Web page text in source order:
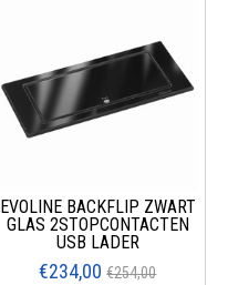
EVOLINE BACKFLIP ZWART
GLAS 2STOPCONTACTEN
USB LADER
€234,00 €254,00